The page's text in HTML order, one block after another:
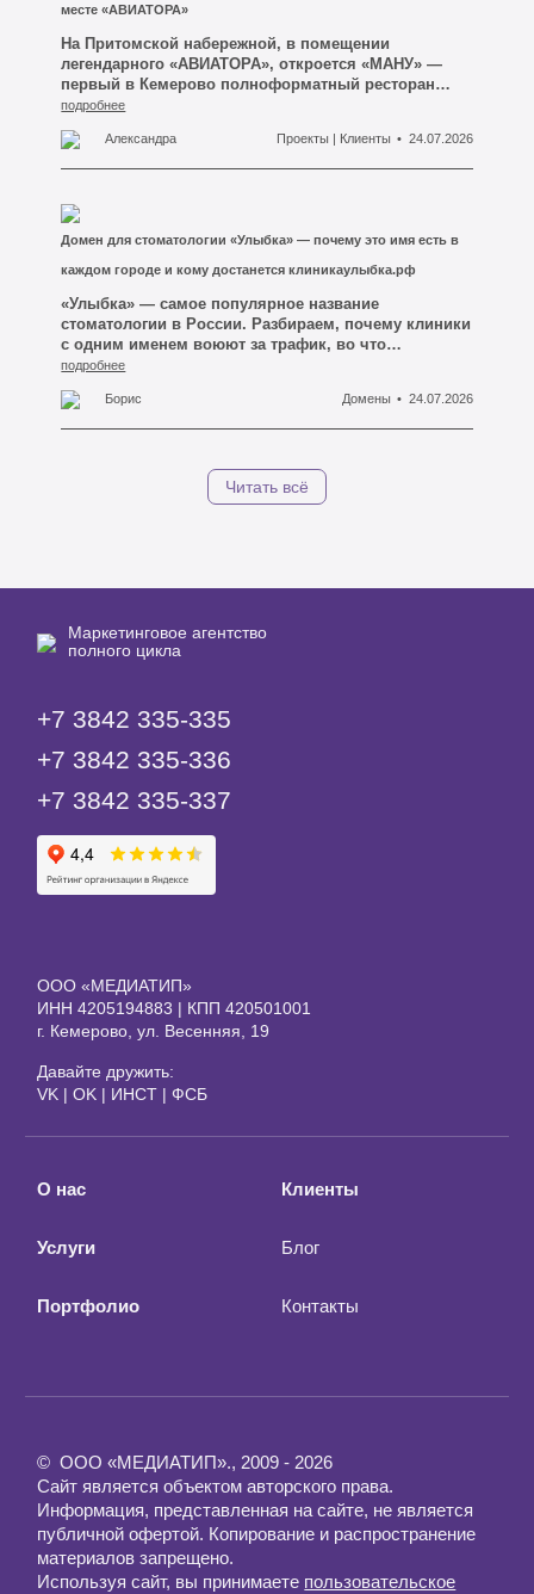
месте «АВИАТОРА»
На Притомской набережной, в помещении
легендарного «АВИАТОРА», откроется «МАНУ» —
первый в Кемерово полноформатный ресторан
турецкой кухни. Владелец — ресторатор Одилжон
Рассказываем детали и угадываем домен.
подробнее
Александра Проекты | Клиенты 24.07.2026
Домен для стоматологии «Улыбка» — почему это имя есть в
каждом городе и кому достанется клиникаулыбка.рф
«Улыбка» — самое популярное название
стоматологии в России. Разбираем, почему клиники
с одним именем воюют за трафик, во что
превращаются их доменные адреса и что даёт
подробнее
Борис Домены 24.07.2026
Читать всё
Маркетинговое агентство
полного цикла
+7 3842 335‑335
+7 3842 335‑336
+7 3842 335‑337
ООО «МЕДИАТИП»
ИНН 4205194883 | КПП 420501001
г. Кемерово, ул. Весенняя, 19
Давайте дружить:
VK |OK | ИНСТ |ФСБ
О нас
Услуги
Портфолио
Клиенты
Блог
Контакты
© ООО «МЕДИАТИП»., 2009 - 2026
Сайт является объектом авторского права.
Информация, представленная на сайте, не является
публичной офертой. Копирование и распространение
материалов запрещено.
Используя сайт, вы принимаете пользовательское